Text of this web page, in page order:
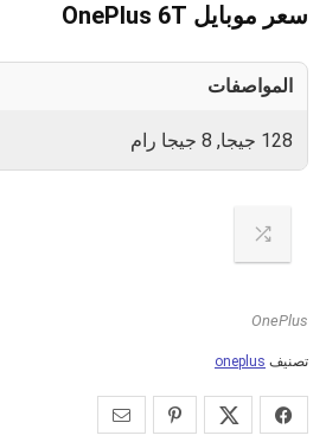
سعر موبايل OnePlus 6T
المواصفات
128 جيجا, 8 جيجا رام
OnePlus
تصنيف oneplus